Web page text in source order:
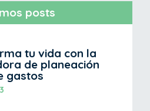
posts
tu vida con la
de planeación
gastos